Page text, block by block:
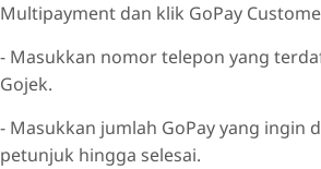
Multipayment dan klik GoPay
- Masukkan nomor telepon yang
Gojek.
- Masukkan jumlah GoPay yang ingin
petunjuk hingga selesai.